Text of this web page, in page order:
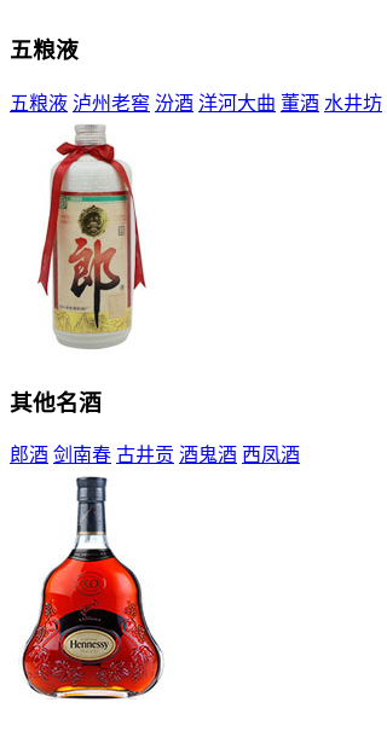
五粮液
五粮液 泸州老窖 汾酒 洋河大曲 董酒 水井坊
其他名酒
郎酒 剑南春 古井贡 酒鬼酒 西凤酒